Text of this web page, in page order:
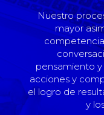
Nuestro
mayor
pensamiento
acciones y
el logro de
y